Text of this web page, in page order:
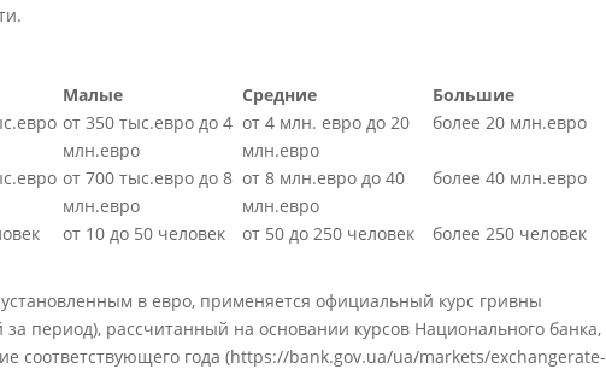
Малые Средние
Большие
от 350 тыс.евро до 4
млн.евро
от 4 млн. евро до 20
млн.евро
более 20 млн.евро
от 700 тыс.евро до 8
млн.евро
от 8 млн.евро до 40
млн.евро
более 40 млн.евро
от 10 до 50 человек от 50 до 250 человек более 250 человек
в евро, применяется официальный курс гривны
период), рассчитанный на основании курсов Национального банка,
соответствующего года (https://bank.gov.ua/ua/markets/exchangerate-